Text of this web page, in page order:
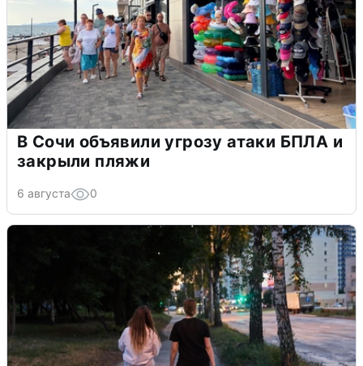
В Сочи объявили угрозу атаки БПЛА и
закрыли пляжи
6 августа 0